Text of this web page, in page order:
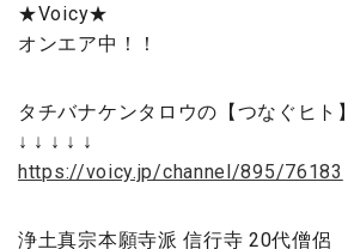
★Voicy★
オンエア中！！
タチバナケンタロウの【つなぐヒト】
↓ ↓ ↓ ↓ ↓
https://voicy.jp/channel/895/76183
浄土真宗本願寺派 信行寺 20代僧侶